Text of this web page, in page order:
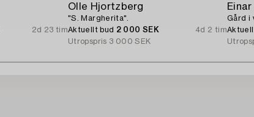
2d 23 tim
Olle Hjortzberg
"S. Margherita".
Aktuellt bud 2 000 SEK
4d 2 tim
Utropspris 3 000 SEK
Gård i